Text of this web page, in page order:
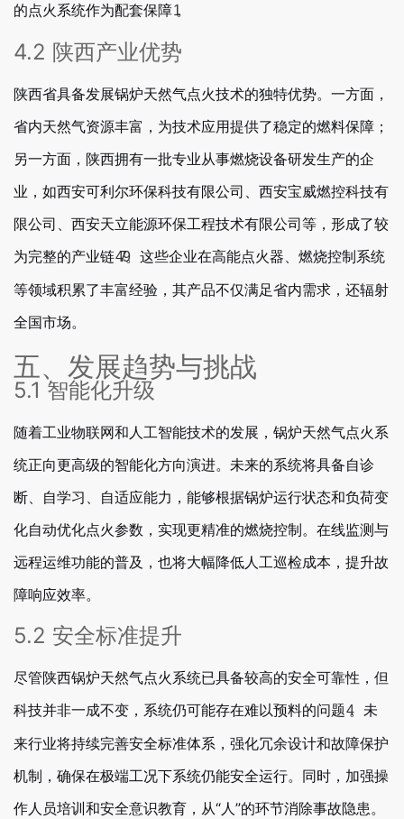
的点火系统作为配套保障1
。
4.2 陕西产业优势
陕西省具备发展锅炉天然气点火技术的独特优势。一方面，
省内天然气资源丰富，为技术应用提供了稳定的燃料保障；
另一方面，陕西拥有一批专业从事燃烧设备研发生产的企
业，如西安可利尔环保科技有限公司、西安宝威燃控科技有
限公司、西安天立能源环保工程技术有限公司等，形成了较
为完整的产业链479。这些企业在高能点火器、燃烧控制系统
等领域积累了丰富经验，其产品不仅满足省内需求，还辐射
全国市场。
五、发展趋势与挑战
5.1 智能化升级
随着工业物联网和人工智能技术的发展，锅炉天然气点火系
统正向更高级的智能化方向演进。未来的系统将具备自诊
断、自学习、自适应能力，能够根据锅炉运行状态和负荷变
化自动优化点火参数，实现更精准的燃烧控制。在线监测与
远程运维功能的普及，也将大幅降低人工巡检成本，提升故
障响应效率。
5.2 安全标准提升
尽管陕西锅炉天然气点火系统已具备较高的安全可靠性，但
科技并非一成不变，系统仍可能存在难以预料的问题4。未
来行业将持续完善安全标准体系，强化冗余设计和故障保护
机制，确保在极端工况下系统仍能安全运行。同时，加强操
作人员培训和安全意识教育，从“人”的环节消除事故隐患。